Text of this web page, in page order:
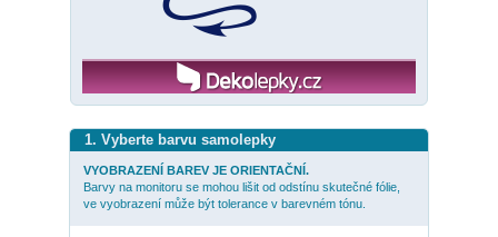
1. Vyberte barvu samolepky
VYOBRAZENÍ BAREV JE ORIENTAČNÍ.
Barvy na monitoru se mohou lišit od odstínu skutečné fólie,
ve vyobrazení může být tolerance v barevném tónu.